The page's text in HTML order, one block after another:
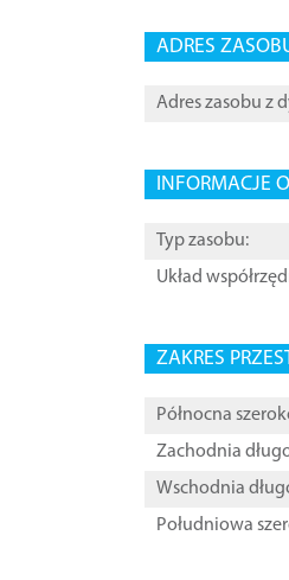
ADRES
Adres zasobu z
INFORMACJE
Typ zasobu:
Układ
ZAKRES
Północna
Zachodnia
Wschodnia
Południowa